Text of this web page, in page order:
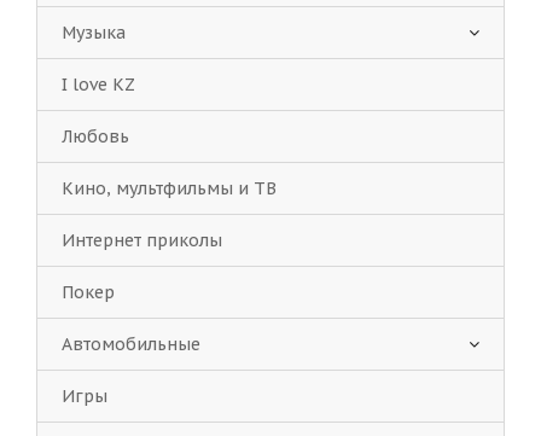
Музыка
I love KZ
Любовь
Кино, мультфильмы и ТВ
Интернет приколы
Покер
Автомобильные
Игры